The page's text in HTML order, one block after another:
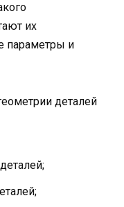
их
параметры и
деталей